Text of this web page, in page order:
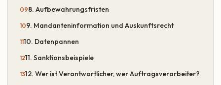
8. Aufbewahrungsfristen
9. Mandanteninformation und Auskunftsrecht
10. Datenpannen
11. Sanktionsbeispiele
12. Wer ist Verantwortlicher, wer Auftragsverarbeiter?